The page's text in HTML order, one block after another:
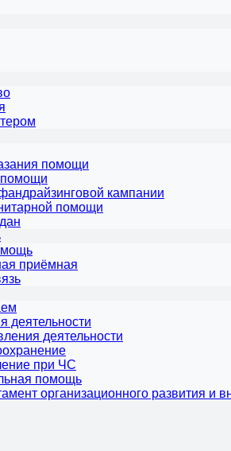
помощи
кампании
помощи
приёмная
деятельности
деятельности
при ЧС
помощь
организационного развития и